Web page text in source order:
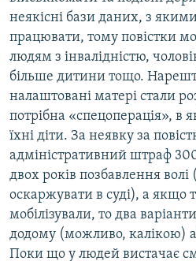
неякісні бази даних, з
працювати, тому повістки
людям з інвалідністю,
більше дитини тощо.
налаштовані матері стали
потрібна «спецоперація», в
їхні діти. За неявку за
адміністративний штраф
двох років позбавлення
оскаржувати в суді), а якщо
мобілізували, то два
додому (можливо, калікою)
Поки що у людей вистачає